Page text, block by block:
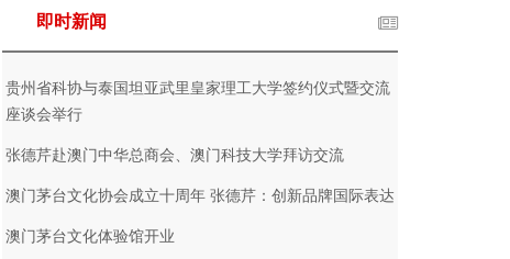
即时新闻
贵州省科协与泰国坦亚武里皇家理工大学签约仪式暨交流
座谈会举行
张德芹赴澳门中华总商会、澳门科技大学拜访交流
澳门茅台文化协会成立十周年 张德芹：创新品牌国际表达
澳门茅台文化体验馆开业